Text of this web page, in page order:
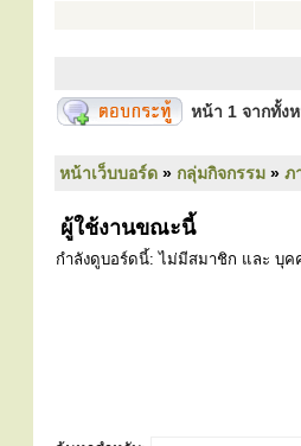
หน้า 1 จากทั้ง
หน้าเว็บบอร์ด » กลุ่มกิจกรรม » ภ
ผู้ใช้งานขณะนี้
กำลังดูบอร์ดนี้: ไม่มีสมาชิก และ บุค